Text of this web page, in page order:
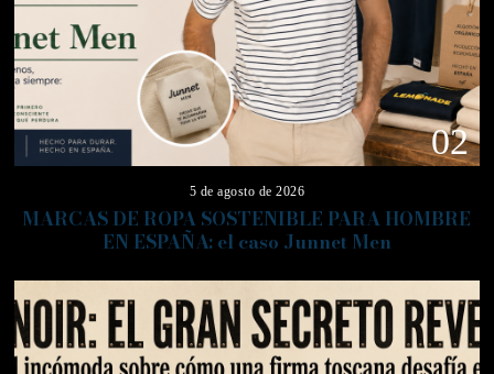
02
5 de agosto de 2026
MARCAS DE ROPA SOSTENIBLE PARA HOMBRE
EN ESPAÑA: el caso Junnet Men